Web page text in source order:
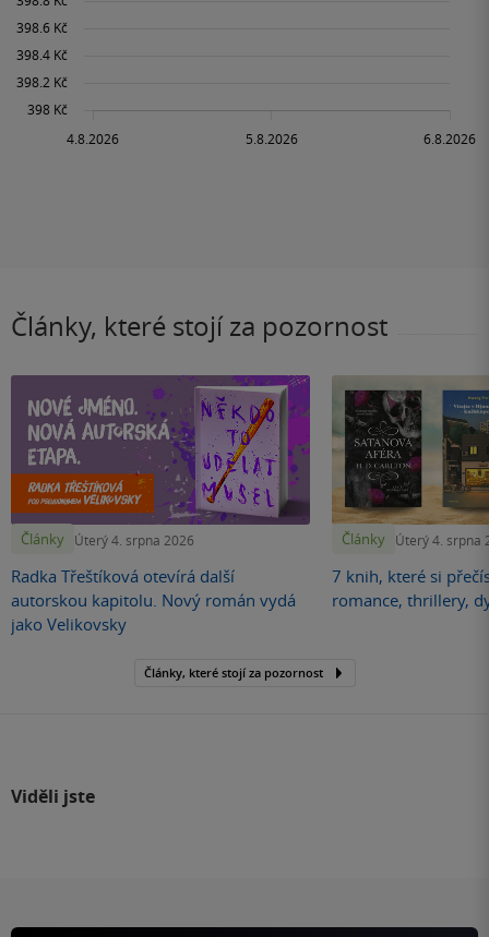
Články, které stojí za pozornost
Články Úterý 4. srpna 2026
Radka Třeštíková otevírá další
autorskou kapitolu. Nový román vydá
jako Velikovsky
Články Úterý 4. srpna
7 knih, které si
romance, thrillery,
Články, které stojí za pozornost
Viděli jste